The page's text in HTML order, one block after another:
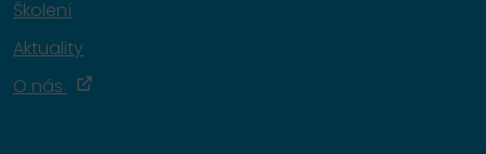
Školení
Aktuality
O nás